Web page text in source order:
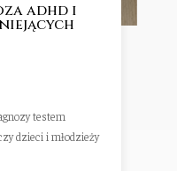
adhd i
testem
dzieci i młodzieży